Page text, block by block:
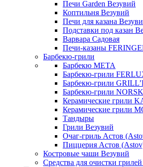
Печи Garden Везувий
Коптильня Везувий
Печи для казана
Подставки под казан
Варвара Садовая
Печи-казаны
Барбекю-грили
Барбекю МЕТА
Барбекю-грили
Барбекю-грили
Барбекю-грили
Керамические грили
Керамические грили
Тандыры
Грили Везувий
Очаг-гриль Астов
Пиццерия Астов
Костровые чаши Везувий
Средства для очистки